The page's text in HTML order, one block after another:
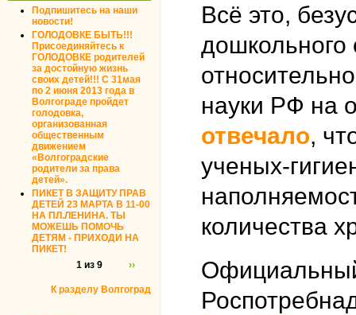
Подпишитесь на наши
новости!
ГОЛОДОВКЕ БЫТЬ!!!
Присоединяйтесь к
ГОЛОДОВКЕ родителей
за достойную жизнь
своих детей!!! С 31мая
по 2 июня 2013 года в
Волгограде пройдет
голодовка,
организованная
общественным
движением
«Волгоградские
родители за права
детей».
ПИКЕТ В ЗАЩИТУ ПРАВ
ДЕТЕЙ 23 МАРТА В 11-00
НА ПЛ.ЛЕНИНА. ТЫ
МОЖЕШЬ ПОМОЧЬ
ДЕТЯМ - ПРИХОДИ НА
ПИКЕТ!
1 из 9
››
К разделу Волгоград
Всё это,
дошкольного
науки РФ на
отвечало,
ученых-
количества